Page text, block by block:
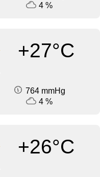
4 %
+27°C
764 mmHg
4 %
+26°C